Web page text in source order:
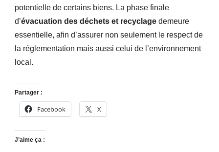
potentielle de certains biens. La phase finale
d’évacuation des déchets et recyclage demeure
essentielle, afin d’assurer non seulement le respect de
la réglementation mais aussi celui de l’environnement
local.
Partager :
Facebook X
J’aime ça :